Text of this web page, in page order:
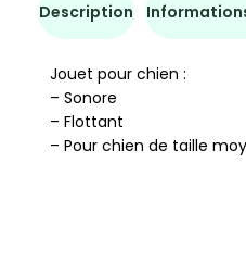
Description
Jouet pour chien :
– Sonore
– Flottant
– Pour chien de taille